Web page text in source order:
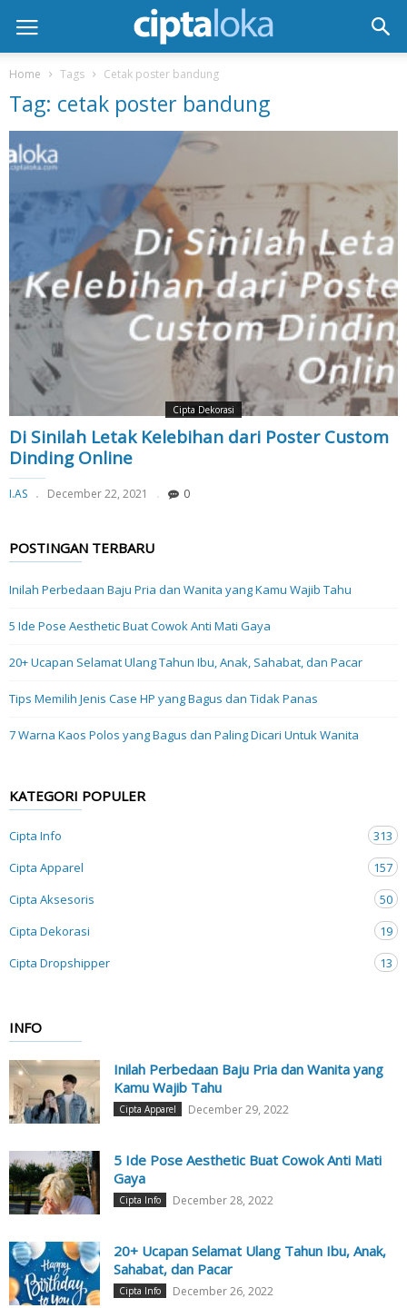
Home Tags Cetak poster bandung
Tag: cetak poster bandung
Cipta Dekorasi
Di Sinilah Letak Kelebihan dari Poster Custom
Dinding Online
I.AS December 22, 2021 0
POSTINGAN TERBARU
Inilah Perbedaan Baju Pria dan Wanita yang Kamu Wajib Tahu
5 Ide Pose Aesthetic Buat Cowok Anti Mati Gaya
20+ Ucapan Selamat Ulang Tahun Ibu, Anak, Sahabat, dan Pacar
Tips Memilih Jenis Case HP yang Bagus dan Tidak Panas
7 Warna Kaos Polos yang Bagus dan Paling Dicari Untuk Wanita
KATEGORI POPULER
Cipta Info
313
Cipta Apparel
157
Cipta Aksesoris
50
Cipta Dekorasi
19
Cipta Dropshipper
13
INFO
Inilah Perbedaan Baju Pria dan Wanita yang
Kamu Wajib Tahu
Cipta Apparel December 29, 2022
5 Ide Pose Aesthetic Buat Cowok Anti Mati
Gaya
Cipta Info December 28, 2022
20+ Ucapan Selamat Ulang Tahun Ibu, Anak,
Sahabat, dan Pacar
Cipta Info December 26, 2022